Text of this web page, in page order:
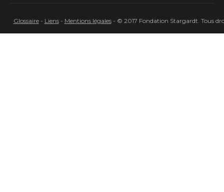
Glossaire- Liens- Mentions légales- © 2017 Fondation Stargardt. Tous